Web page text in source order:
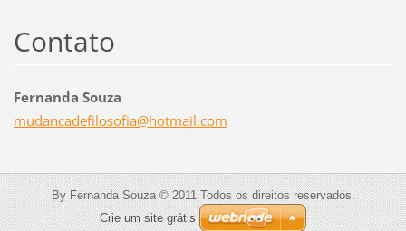
Contato
Fernanda Souza
mudancadefilosofia@hotmail.com
By Fernanda Souza © 2011 Todos os direitos reservados.
Crie um site grátis